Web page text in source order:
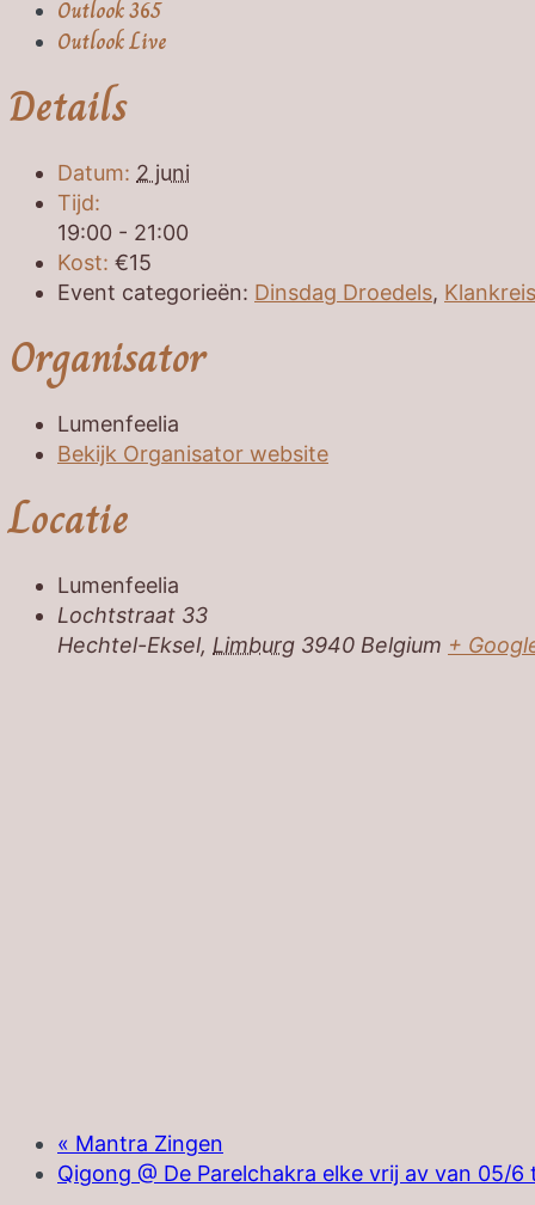
Outlook 365
Outlook Live
Details
Datum: 2 juni
Tijd:
19:00 - 21:00
Kost: €15
Event categorieën: Dinsdag Droedels, Klankreis
Organisator
Lumenfeelia
Bekijk Organisator website
Locatie
Lumenfeelia
Lochtstraat 33
Hechtel-Eksel, Limburg 3940 Belgium +
« Mantra Zingen
Qigong @ De Parelchakra elke vrij av van 05/